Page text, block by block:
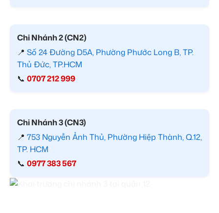
Chi Nhánh 2 (CN2)
📍 Số 24 Đường D5A, Phường Phước Long B, TP.
Thủ Đức, TP.HCM
📞 0707 212 999
Chi Nhánh 3 (CN3)
📍 753 Nguyễn Ảnh Thủ, Phường Hiệp Thành, Q.12,
TP. HCM
📞 0977 383 567